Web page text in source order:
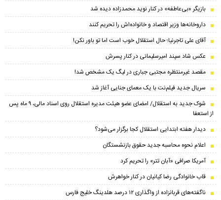
بازیگر «بی‌عاطفه» در کنار نوید محمدزاده دیده شد
داروخانه‌ها وزیر اقتصاد و خانواده‌اش را تحریم کنند
آقای علی تاجرنیا؛ حال استقلال خوب است اما تو باور نکن!
عکس شاد سپند امیرسلیمانی در کنار پسرش
مقصد غیرمنتظره مجتبی جباری در لیگ یک مشخص شد!
سریال جدید فیلم‌نت با یک معمای جنایی آغاز شد
شوک جدید به استقلال/ امضای عضو هیئت مدیره استقلال روی اسناد مالی، ۹ ماه پس
از استعفا
دیدار هفته ابتدایی استقلال کجا برگزار می‌شود؟
اعلام نحوه محاسبه جدید حقوق بازنشستگان
آمریکا صرافی «آبان تتر» را تحریم کرد
قاب خانوادگی رضا کیانیان در کنار خواهرش
ناگفته‌های قربانزاده از واگذاری ۱۲ درصد هلدینگ خلیج فارس